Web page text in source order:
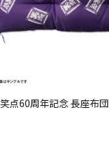
笑点60周年記念 長座布団